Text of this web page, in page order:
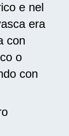
e nel
era
con
o
con